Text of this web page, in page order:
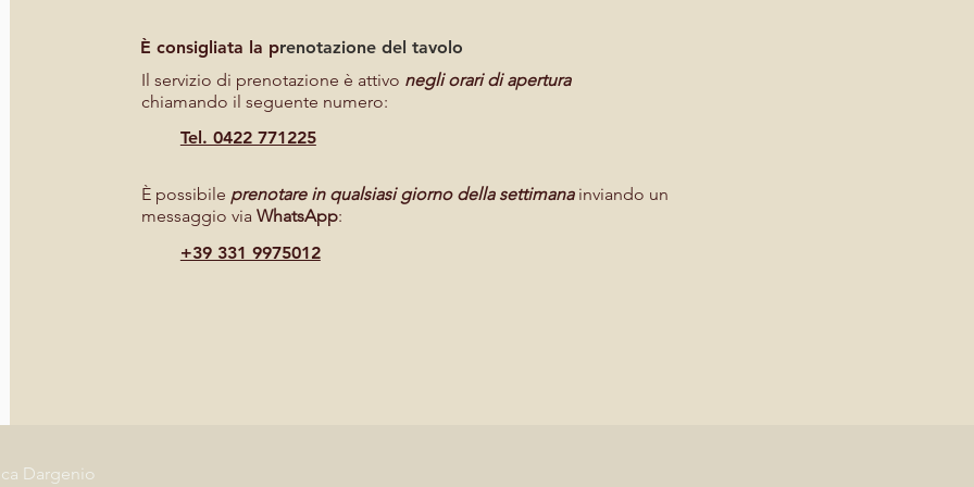
È consigliata la prenotazione del tavolo
Il servizio di prenotazione è attivo negli orari di apertura
chiamando il seguente numero:
Tel. 0422 771225
È possibile prenotare in qualsiasi giorno della settimanainviando un
messaggio via WhatsApp:
+39 331 9975012
Dargenio